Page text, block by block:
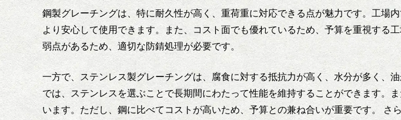
鋼製グレーチングは、特に耐久性が高く、重荷重に対応できる点が魅力です。工場
より安心して使用できます。また、コスト面でも優れているため、予算を重視する
弱点があるため、適切な防錆処理が必要です。
一方で、ステンレス製グレーチングは、腐食に対する抵抗力が高く、水分が多く、
では、ステンレスを選ぶことで長期間にわたって性能を維持することができます。
います。ただし、鋼に比べてコストが高いため、予算との兼ね合いが重要です。